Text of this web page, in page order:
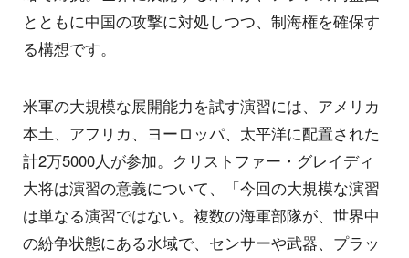
とともに中国の攻撃に対処しつつ、制海権を確保す
る構想です。
米軍の大規模な展開能力を試す演習には、アメリカ
本土、アフリカ、ヨーロッパ、太平洋に配置された
計2万5000人が参加。クリストファー・グレイディ
大将は演習の意義について、「今回の大規模な演習
は単なる演習ではない。複数の海軍部隊が、世界中
の紛争状態にある水域で、センサーや武器、プラッ